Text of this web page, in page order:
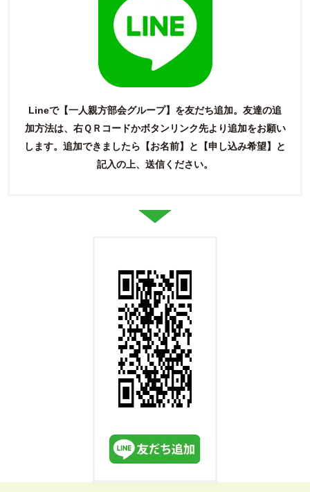
Lineで【一人親方部会グループ】を友だち追加。友達の追
加方法は、右ＱＲコードかボタンリンク先より追加をお願い
します。 追加できましたら【お名前】と【申し込み希望】と
記入の上、送信ください。